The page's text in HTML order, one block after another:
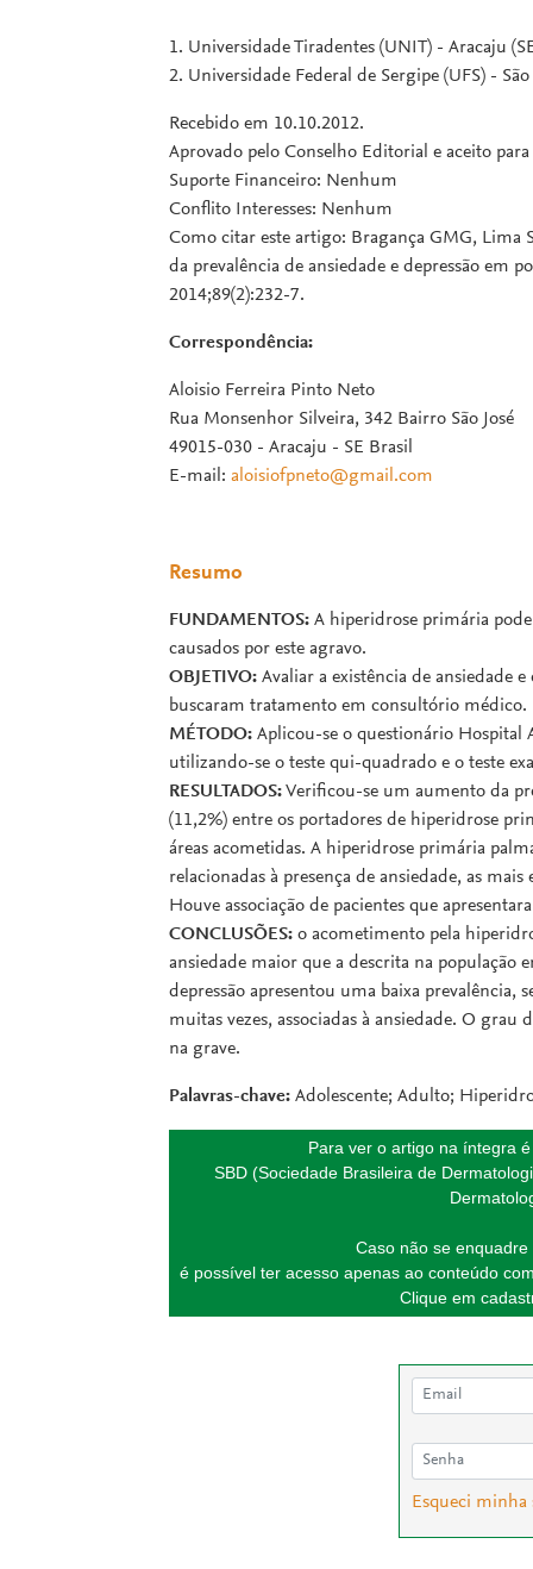
1. Universidade Tiradentes (UNIT) - Aracaju
2. Universidade Federal de Sergipe (UFS) -
Recebido em 10.10.2012.
Aprovado pelo Conselho Editorial e aceito
Suporte Financeiro: Nenhum
Conflito Interesses: Nenhum
Como citar este artigo: Bragança GMG, Lima
da prevalência de ansiedade e depressão em
2014;89(2):232-7.
Correspondência:
Aloisio Ferreira Pinto Neto
Rua Monsenhor Silveira, 342 Bairro São José
49015-030 - Aracaju - SE Brasil
E-mail: aloisiofpneto@gmail.com
Resumo
FUNDAMENTOS: A hiperidrose primária
causados por este agravo.
OBJETIVO: Avaliar a existência de ansiedade
buscaram tratamento em consultório médico.
MÉTODO: Aplicou-se o questionário Hospital
utilizando-se o teste qui-quadrado e o teste
RESULTADOS:Verificou-se um aumento da
(11,2%) entre os portadores de hiperidrose
áreas acometidas. A hiperidrose primária
relacionadas à presença de ansiedade, as
Houve associação de pacientes que
CONCLUSÕES: o acometimento pela
ansiedade maior que a descrita na população
depressão apresentou uma baixa prevalência,
muitas vezes, associadas à ansiedade. O
na grave.
Palavras-chave: Adolescente; Adulto;
Para ver o artigo na íntegra
SBD (Sociedade Brasileira de
Caso não se
é possível ter acesso apenas ao conteúdo
Clique em
Esqueci minha